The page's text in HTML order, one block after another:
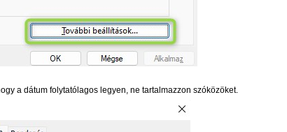
a dátum folytatólagos legyen, ne tartalmazzon szóközöket.